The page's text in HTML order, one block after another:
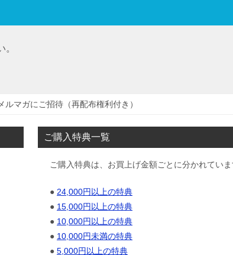
。
ルマガにご招待（再配布権利付き）
ご購入特典一覧
ご購入特典は、お買上げ金額ごとに分かれていま
● 24,000円以上の特典
● 15,000円以上の特典
● 10,000円以上の特典
● 10,000円未満の特典
● 5,000円以上の特典